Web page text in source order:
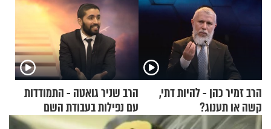
הרב זמיר כהן - להיות דתי,
קשה או תענוג?
הרב שניר גואטה - התמודדות
עם נפילות בעבודת השם